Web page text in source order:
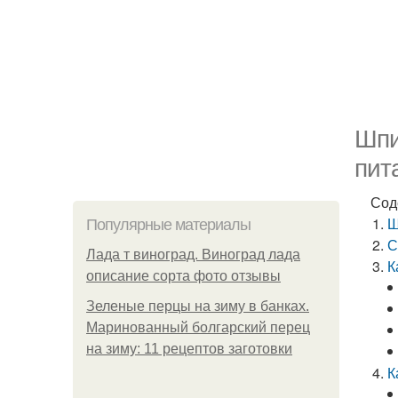
Популярные материалы
Лада т виноград. Виноград лада
описание сорта фото отзывы
Зеленые перцы на зиму в банках.
Маринованный болгарский перец
на зиму: 11 рецептов заготовки